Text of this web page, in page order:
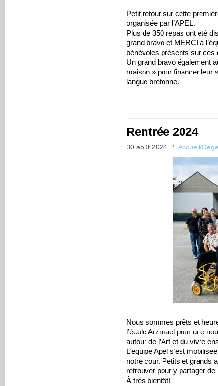
Petit retour sur cette
organisée par l’APEL.
Plus de 350 repas ont été
grand bravo et MERCI à
bénévoles présents sur ces
Un grand bravo également
maison » pour financer leur
langue bretonne.
Rentrée 2024
30 août 2024 Accueil/
Nous sommes prêts et
l’école Arzmael pour une
autour de l’Art et du vivre
L’équipe Apel s’est
notre cour. Petits et grands
retrouver pour y partager
À très bientôt!